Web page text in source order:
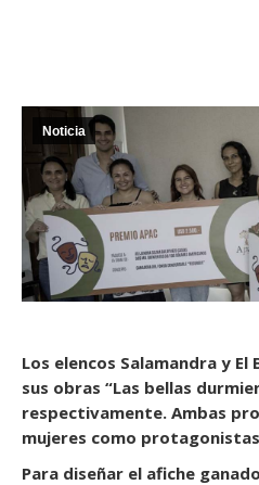
Noticia
Los elencos Salamandra y
sus obras “Las bellas
respectivamente. Ambas
mujeres como
Para diseñar el afiche